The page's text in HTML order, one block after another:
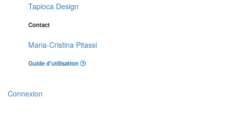
Tapioca Design
Contact
Maria-Cristina Pitassi
Guide d'utilisation
Connexion